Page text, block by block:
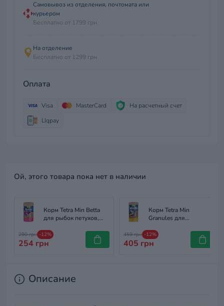
Самовывоз из отделения, почтомата или
курьером
Бесплатно от 1799 грн
На отделение
Бесплатно от 1299 грн
Оплата
Visa MasterCard
На расчетный счет
LIqpay
Ой, этого товара пока нет в наличии
Корм Tetra Min Betta
для рыбок петухов,
290 грн -12%
254 грн
Корм Tetra Min
Granules для
100 г (гранулы)
459 грн -12%
405 грн
Описание